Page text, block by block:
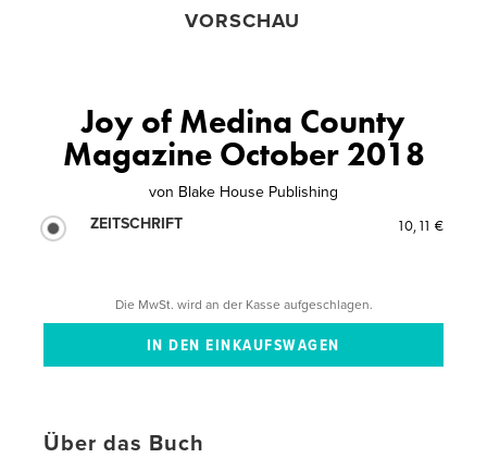
VORSCHAU
Joy of Medina County
Magazine October 2018
von Blake House Publishing
ZEITSCHRIFT
10,11 €
Die MwSt. wird an der Kasse aufgeschlagen.
Über das Buch